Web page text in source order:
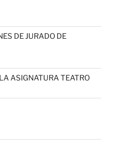
DE JURADO DE
ASIGNATURA TEATRO